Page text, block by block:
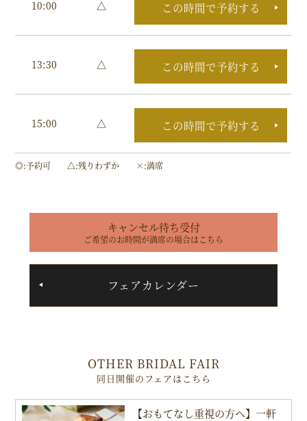
10:00 △ この時間で予約する
13:30 △ この時間で予約する
15:00 △ この時間で予約する
◎ 予約可 △ 残りわずか × 満席
キャンセル待ち受付
ご希望のお時間が満席の場合はこちら
フェアカレンダー
OTHER BRIDAL FAIR
同日開催のフェアはこちら
【おもてなし重視の方へ】一軒